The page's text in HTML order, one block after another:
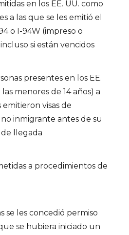
en los EE. UU. como
a las que se les emitió el
o I-94W (impreso o
si están vencidos
presentes en los EE.
menores de 14 años) a
emitieron visas de
inmigrante antes de su
llegada
a procedimientos de
se les concedió permiso
se hubiera iniciado un